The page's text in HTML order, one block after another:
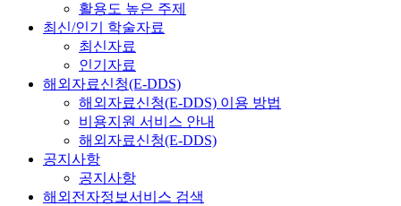
활용도 높은 주제
최신/인기 학술자료
최신자료
인기자료
해외자료신청(E-DDS)
해외자료신청(E-DDS) 이용 방법
비용지원 서비스 안내
해외자료신청(E-DDS)
공지사항
공지사항
해외전자정보서비스 검색